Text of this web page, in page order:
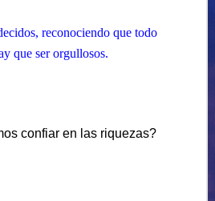
reconociendo que todo
que ser orgullosos.
confiar en las riquezas?